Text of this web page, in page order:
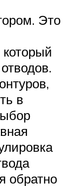
Это
в
обратно